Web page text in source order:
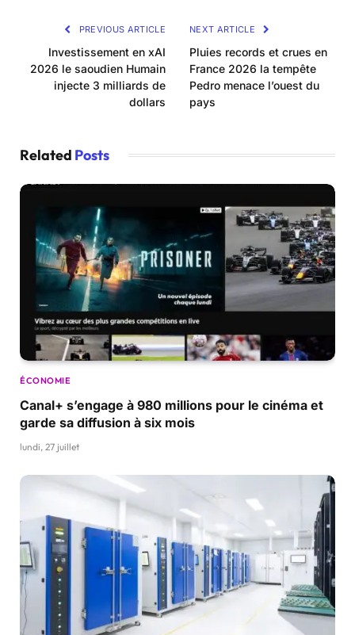
PREVIOUS ARTICLE
Investissement en xAI
2026 le saoudien Humain
injecte 3 milliards de
dollars
NEXT ARTICLE
Pluies records et crues en
France 2026 la tempête
Pedro menace l’ouest du
pays
Related Posts
ÉCONOMIE
Canal+ s’engage à 980 millions pour le cinéma et
garde sa diffusion à six mois
lundi, 27 juillet